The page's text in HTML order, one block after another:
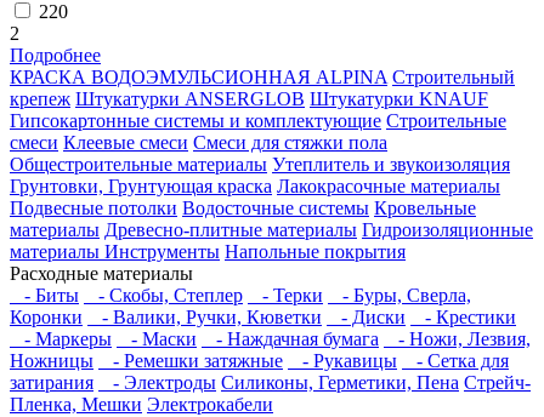
220
2
Подробнее
КРАСКА ВОДОЭМУЛЬСИОННАЯ ALPINA Строительный
крепеж Штукатурки ANSERGLOB Штукатурки KNAUF
Гипсокартонные системы и комплектующие Строительные
смеси Клеевые смеси Смеси для стяжки пола
Общестроительные материалы Утеплитель и звукоизоляция
Грунтовки, Грунтующая краска Лакокрасочные материалы
Подвесные потолки Водосточные системы Кровельные
материалы Древесно-плитные материалы Гидроизоляционные
материалы Инструменты Напольные покрытия
Расходные материалы
- Биты
- Скобы, Степлер - Терки
- Буры, Сверла,
Коронки
- Валики, Ручки, Кюветки - Диски
- Крестики
- Маркеры
- Маски - Наждачная бумага
- Ножи, Лезвия,
Ножницы
- Ремешки затяжные - Рукавицы
- Сетка для
затирания
- Электроды Силиконы, Герметики, Пена Стрейч-
Пленка, Мешки Электрокабели